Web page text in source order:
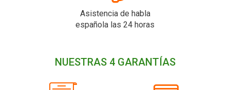
Asistencia de habla
española las 24 horas
NUESTRAS 4 GARANTÍAS